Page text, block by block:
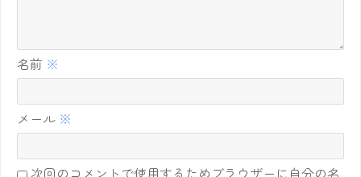
名前 ※
メール ※
次回のコメントで使用するためブラウザーに自分の名